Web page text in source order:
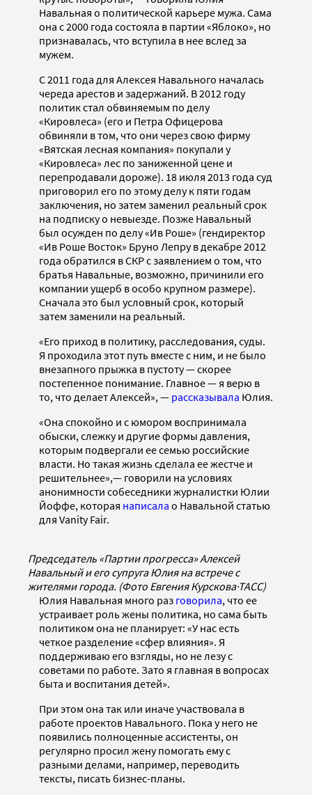
Навальная о политической карьере мужа. Сама
она с 2000 года состояла в партии «Яблоко», но
признавалась, что вступила в нее вслед за
мужем.
С 2011 года для Алексея Навального началась
череда арестов и задержаний. В 2012 году
политик стал обвиняемым по делу
«Кировлеса» (его и Петра Офицерова
обвиняли в том, что они через свою фирму
«Вятская лесная компания» покупали у
«Кировлеса» лес по заниженной цене и
перепродавали дороже). 18 июля 2013 года суд
приговорил его по этому делу к пяти годам
заключения, но затем заменил реальный срок
на подписку о невыезде. Позже Навальный
был осужден по делу «Ив Роше» (гендиректор
«Ив Роше Восток» Бруно Лепру в декабре 2012
года обратился в СКР с заявлением о том, что
братья Навальные, возможно, причинили его
компании ущерб в особо крупном размере).
Сначала это был условный срок, который
затем заменили на реальный.
«Его приход в политику, расследования, суды.
Я проходила этот путь вместе с ним, и не было
внезапного прыжка в пустоту — скорее
постепенное понимание. Главное — я верю в
то, что делает Алексей», — рассказывала Юлия.
«Она спокойно и с юмором воспринимала
обыски, слежку и другие формы давления,
которым подвергали ее семью российские
власти. Но такая жизнь сделала ее жестче и
решительнее»,— говорили на условиях
анонимности собеседники журналистки Юлии
Йоффе, которая написала о Навальной статью
для Vanity Fair.
Председатель «Партии прогресса» Алексей
Навальный и его супруга Юлия на встрече с
жителями города. (Фото Евгения Курскова·ТАСС)
Юлия Навальная много раз говорила, что ее
устраивает роль жены политика, но сама быть
политиком она не планирует: «У нас есть
четкое разделение «сфер влияния». Я
поддерживаю его взгляды, но не лезу с
советами по работе. Зато я главная в вопросах
быта и воспитания детей».
При этом она так или иначе участвовала в
работе проектов Навального. Пока у него не
появились полноценные ассистенты, он
регулярно просил жену помогать ему с
разными делами, например, переводить
тексты, писать бизнес-планы.